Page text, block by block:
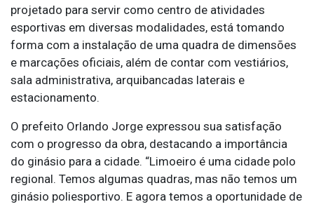
projetado para servir como centro de atividades
esportivas em diversas modalidades, está tomando
forma com a instalação de uma quadra de dimensões
e marcações oficiais, além de contar com vestiários,
sala administrativa, arquibancadas laterais e
estacionamento.
O prefeito Orlando Jorge expressou sua satisfação
com o progresso da obra, destacando a importância
do ginásio para a cidade. “Limoeiro é uma cidade polo
regional. Temos algumas quadras, mas não temos um
ginásio poliesportivo. E agora temos a oportunidade de